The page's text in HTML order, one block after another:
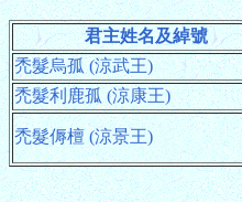
君主姓名及綽號
禿髮烏孤 (涼武王)
禿髮利鹿孤 (涼康王)
禿髮傉檀 (涼景王)